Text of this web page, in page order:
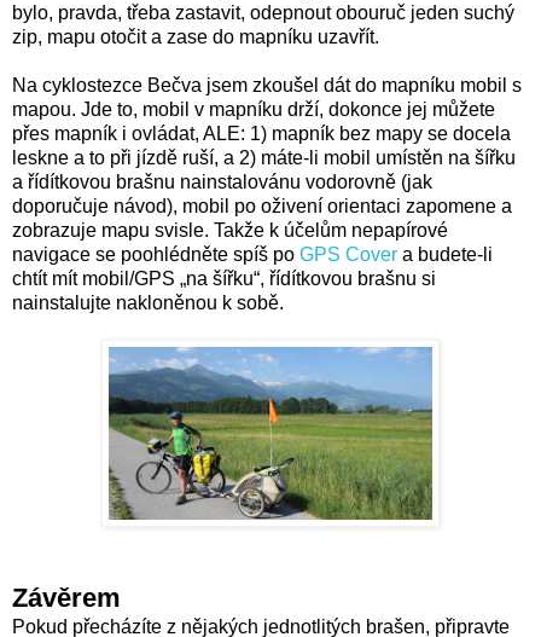
bylo, pravda, třeba zastavit, odepnout obouruč jeden suchý
zip, mapu otočit a zase do mapníku uzavřít.
Na cyklostezce Bečva jsem zkoušel dát do mapníku mobil s
mapou. Jde to, mobil v mapníku drží, dokonce jej můžete
přes mapník i ovládat, ALE: 1) mapník bez mapy se docela
leskne a to při jízdě ruší, a 2) máte-li mobil umístěn na šířku
a řídítkovou brašnu nainstalovánu vodorovně (jak
doporučuje návod), mobil po oživení orientaci zapomene a
zobrazuje mapu svisle. Takže k účelům nepapírové
navigace se poohlédněte spíš po GPS Cover a budete-li
chtít mít mobil/GPS „na šířku“, řídítkovou brašnu si
nainstalujte nakloněnou k sobě.
Závěrem
Pokud přecházíte z nějakých jednotlitých brašen, připravte